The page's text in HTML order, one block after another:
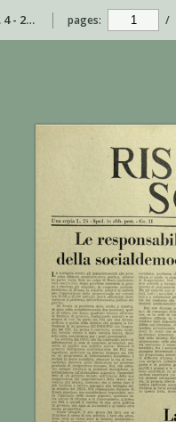
Risorgimento Socialista - anno VI - n. 4 - 28 gennaio 1956 pages: /